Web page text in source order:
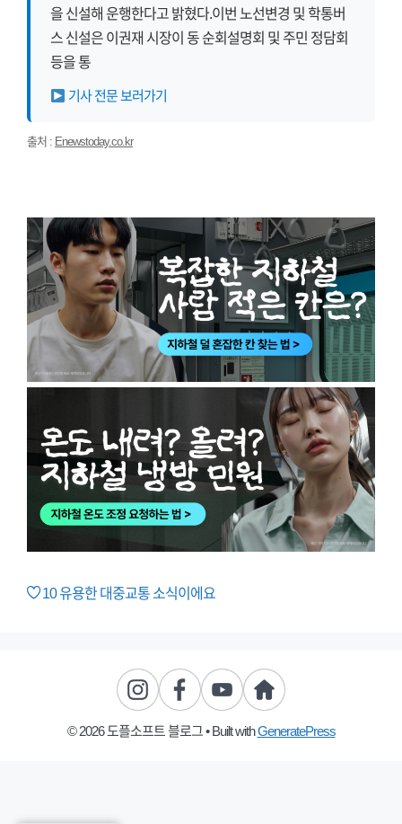
을 신설해 운행한다고 밝혔다.이번 노선변경 및 학통버
스 신설은 이권재 시장이 동 순회설명회 및 주민 정담회
등을 통
기사 전문 보러가기
출처 : Enewstoday.co.kr
10유용한 대중교통 소식이에요
© 2026 도플소프트 블로그• Built withGeneratePress